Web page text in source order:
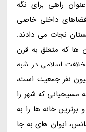
راهی برای نگه
داخلی خاصی
نجات می دادند.
ها که متعلق به قرن
اسلامی در شبه
نفر جمعیت است،
مسیحیانی که شهر را
و برترین خانه ها را به
ایوان های به جا